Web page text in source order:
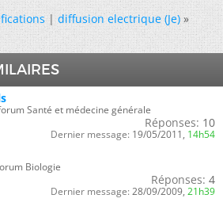
|diffusion electrique (Je) »
Santé et médecine générale
Réponses: 10
Dernier message: 19/05/2011, 14h54
Biologie
Réponses: 4
Dernier message: 28/09/2009, 21h39